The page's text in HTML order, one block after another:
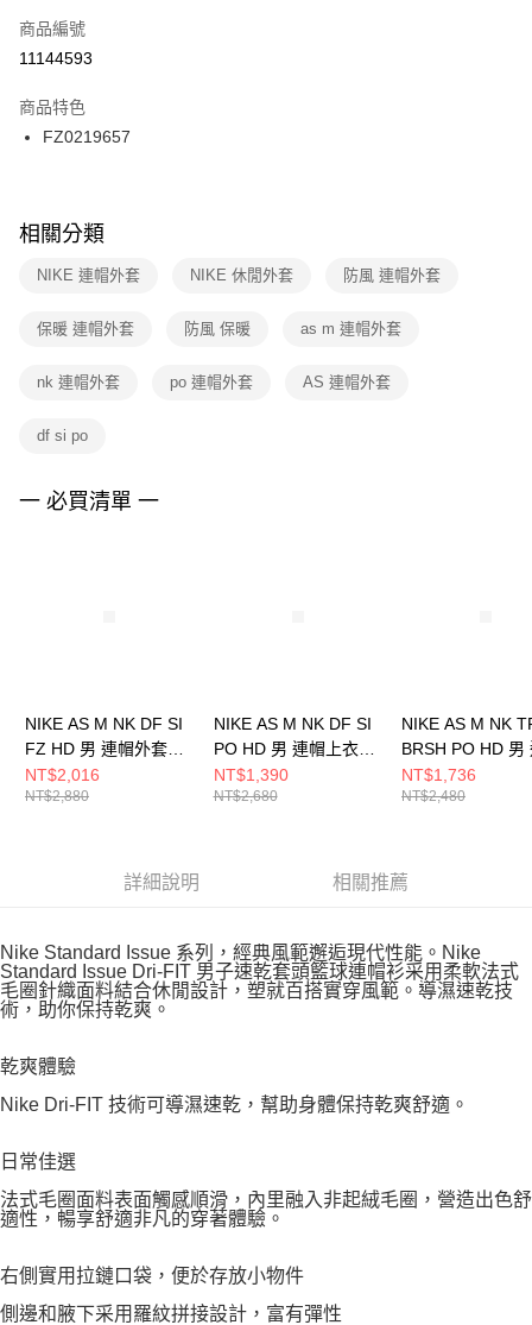
【「AFTEE先享後付」結帳流程】
１．於結帳方式選擇「AFTEE先享後付」後，將跳轉至「AFTEE先享後付」
２．訂單成立數日內，您將收到繳費通知簡訊。
３．收到繳費通知簡訊後14天內，點擊此簡訊中的連結，可透過四大超商／
ATM／網路銀行／等多元方式進行付款，方視為交易完成。
※ 交易是否成功請以「AFTEE先享後付 」之結帳頁面顯示為準，若有關於
是否繳費成功／繳費後需取消欲退款等相關疑問，請聯繫「AFTEE先享後付
客戶支援中心」https://netprotections.freshdesk.com/support/home
１．透過由恩沛科技股份有限公司提供之「AFTEE先享後付」服務完成之交
權轉讓予恩沛科技股份有限公司。
３．未成年的使用者請事先徵得法定代理人或監護人之同意方可使用
４．使用「AFTEE先享後付」時，將依據個別帳號之用戶狀況，依本公司即
宅配
每筆NT$100，滿NT$1,500(含以上)免運費
付款後門市自取
每筆NT$100，滿NT$1,500(含以上)免運費
商品編號
11144593
商品特色
FZ0219657
相關分類
NIKE 連帽外套 NIKE 休閒外套 防風 連帽外套
保暖 連帽外套 防風 保暖 as m 連帽外套
nk 連帽外套 po 連帽外套 AS 連帽外套
df si po
一 必買清單 一
NIKE AS M NK DF SI
FZ HD 男 連帽外套
FZ0223010
NT$2,016
NT$2,880
NIKE AS M NK DF SI
PO HD 男 連帽上衣
FZ0219133
NT$1,390
NT$2,680
NIKE AS M NK
BRSH PO HD 男
上衣 IM5919237
NT$1,736
NT$2,480
詳細說明 相關推薦
Nike Standard Issue 系列，經典風範邂逅現代性能。Nike
Standard Issue Dri-FIT 男子速乾套頭籃球連帽衫采用柔軟法式
毛圈針織面料結合休閒設計，塑就百搭實穿風範。導濕速乾技
術，助你保持乾爽。
乾爽體驗
Nike Dri-FIT 技術可導濕速乾，幫助身體保持乾爽舒適。
日常佳選
法式毛圈面料表面觸感順滑，內里融入非起絨毛圈，營造出色舒
適性，暢享舒適非凡的穿著體驗。
右側實用拉鏈口袋，便於存放小物件
側邊和腋下采用羅紋拼接設計，富有彈性